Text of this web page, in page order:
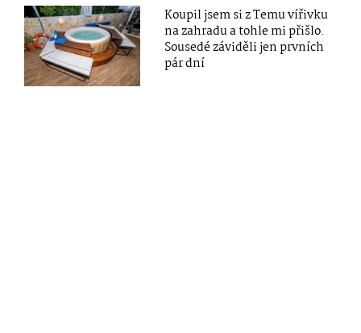
Koupil jsem si z Temu vířivku
na zahradu a tohle mi přišlo.
Sousedé záviděli jen prvních
pár dní